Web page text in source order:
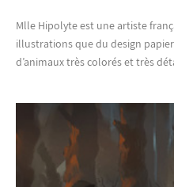
Mlle Hipolyte est une artiste
illustrations que du design
d’animaux très colorés et très